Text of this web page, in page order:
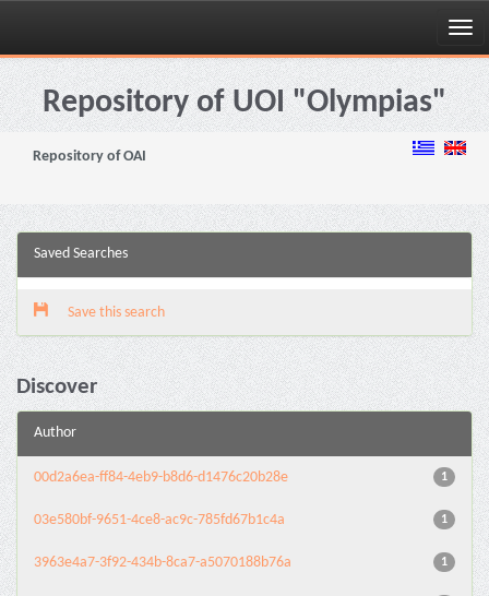
Skip
navigationRepository of UOI "Olympias"
Repository of OAI
Saved Searches
Save this search
Discover
Author
1
00d2a6ea-ff84-4eb9-b8d6-d1476c20b28e
1
03e580bf-9651-4ce8-ac9c-785fd67b1c4a
1
3963e4a7-3f92-434b-8ca7-a5070188b76a